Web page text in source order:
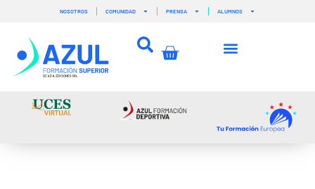
contenido
NOSOTROS COMUNIDAD PRENSA ALUMNOS
Carrito